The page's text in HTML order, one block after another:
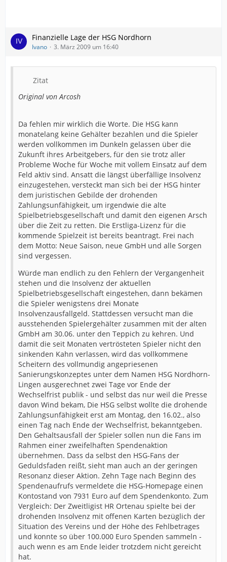
Finanzielle Lage der HSG Nordhorn
Ivano 3. März 2009 um 16:40
Zitat
Original von Arcosh
Da fehlen mir wirklich die Worte. Die HSG kann
monatelang keine Gehälter bezahlen und die Spieler
werden vollkommen im Dunkeln gelassen über die
Zukunft ihres Arbeitgebers, für den sie trotz aller
Probleme Woche für Woche mit vollem Einsatz auf dem
Feld aktiv sind. Ansatt die längst überfällige Insolvenz
einzugestehen, versteckt man sich bei der HSG hinter
dem juristischen Gebilde der drohenden
Zahlungsunfähigkeit, um irgendwie die alte
Spielbetriebsgesellschaft und damit den eigenen Arsch
über die Zeit zu retten. Die Erstliga-Lizenz für die
kommende Spielzeit ist bereits beantragt. Frei nach
dem Motto: Neue Saison, neue GmbH und alle Sorgen
sind vergessen.
Würde man endlich zu den Fehlern der Vergangenheit
stehen und die Insolvenz der aktuellen
Spielbetriebsgesellschaft eingestehen, dann bekämen
die Spieler wenigstens drei Monate
Insolvenzausfallgeld. Stattdessen versucht man die
ausstehenden Spielergehälter zusammen mit der alten
GmbH am 30.06. unter den Teppich zu kehren. Und
damit die seit Monaten vertrösteten Spieler nicht den
sinkenden Kahn verlassen, wird das vollkommene
Scheitern des vollmundig angepriesenen
Sanierungskonzeptes unter dem Namen HSG Nordhorn-
Lingen ausgerechnet zwei Tage vor Ende der
Wechselfrist publik - und selbst das nur weil die Presse
davon Wind bekam, Die HSG selbst wollte die drohende
Zahlungsunfähigkeit erst am Montag, den 16.02., also
einen Tag nach Ende der Wechselfrist, bekanntgeben.
Den Gehaltsausfall der Spieler sollen nun die Fans im
Rahmen einer zweifelhaften Spendenaktion
übernehmen. Dass da selbst den HSG-Fans der
Geduldsfaden reißt, sieht man auch an der geringen
Resonanz dieser Aktion. Zehn Tage nach Beginn des
Spendenaufrufs vermeldete die HSG-Homepage einen
Kontostand von 7931 Euro auf dem Spendenkonto. Zum
Vergleich: Der Zweitligist HR Ortenau spielte bei der
drohenden Insolvenz mit offenen Karten bezüglich der
Situation des Vereins und der Höhe des Fehlbetrages
und konnte so über 100.000 Euro Spenden sammeln -
auch wenn es am Ende leider trotzdem nicht gereicht
hat.